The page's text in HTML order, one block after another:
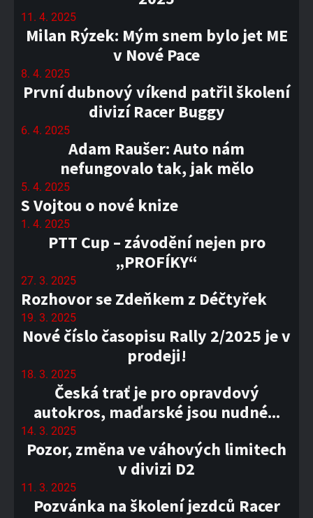
11. 4. 2025
Milan Rýzek: Mým snem bylo jet ME
v Nové Pace
8. 4. 2025
První dubnový víkend patřil školení
divizí Racer Buggy
6. 4. 2025
Adam Raušer: Auto nám
nefungovalo tak, jak mělo
5. 4. 2025
S Vojtou o nové knize
1. 4. 2025
PTT Cup – závodění nejen pro
„PROFÍKY“
27. 3. 2025
Rozhovor se Zdeňkem z Déčtyřek
19. 3. 2025
Nové číslo časopisu Rally 2/2025 je v
prodeji!
18. 3. 2025
Česká trať je pro opravdový
autokros, maďarské jsou nudné...
14. 3. 2025
Pozor, změna ve váhových limitech
v divizi D2
11. 3. 2025
Pozvánka na školení jezdců Racer